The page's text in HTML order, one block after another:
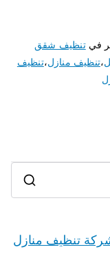
فيتنظيف شقق
،تنظيف منازل،تنظيف
منازل العاصمة 55549242 شركة تنظيف منازل